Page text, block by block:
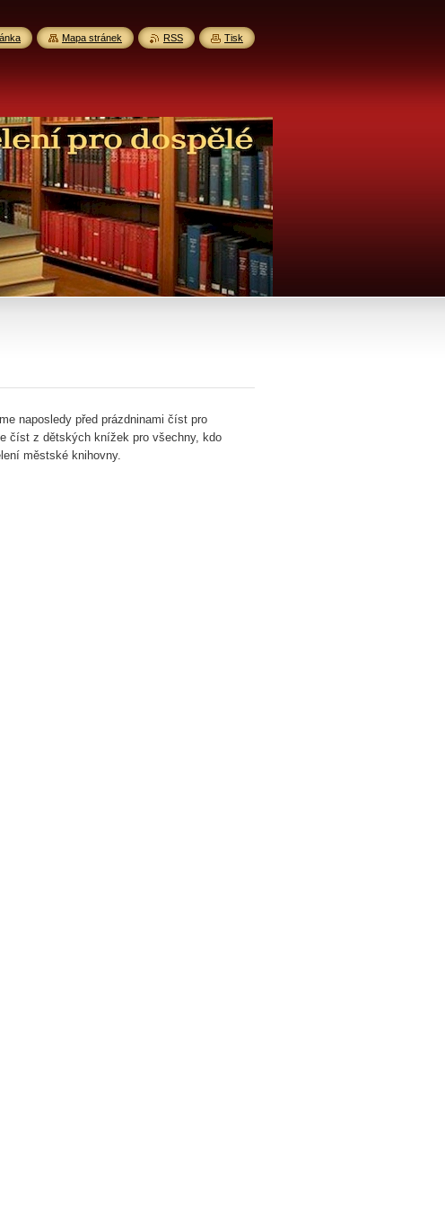
naposledy před prázdninami číst pro
číst z dětských knížek pro všechny, kdo
městské knihovny.
Mapa stránek RSS Tisk